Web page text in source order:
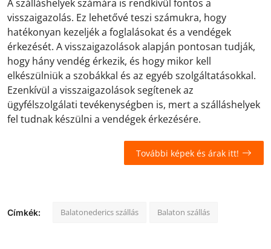
A szálláshelyek számára is rendkívül fontos a
visszaigazolás. Ez lehetővé teszi számukra, hogy
hatékonyan kezeljék a foglalásokat és a vendégek
érkezését. A visszaigazolások alapján pontosan tudják,
hogy hány vendég érkezik, és hogy mikor kell
elkészülniük a szobákkal és az egyéb szolgáltatásokkal.
Ezenkívül a visszaigazolások segítenek az
ügyfélszolgálati tevékenységben is, mert a szálláshelyek
fel tudnak készülni a vendégek érkezésére.
További képek és árak itt!
Címkék: Balatonederics szállás Balaton szállás